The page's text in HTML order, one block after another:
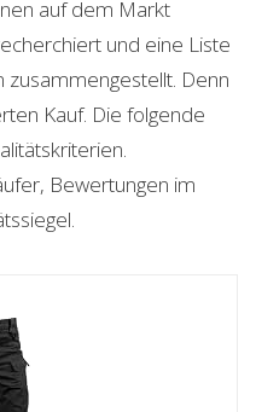
auf dem Markt
und eine Liste
Denn
Kauf. Die folgende
Bewertungen im